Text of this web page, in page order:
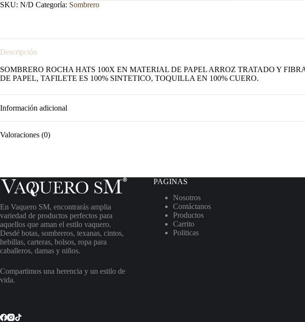
SKU: N/D Categoría: Sombrero
Descripción
SOMBRERO ROCHA HATS 100X EN MATERIAL DE PAPEL ARROZ TRATADO Y
DE PAPEL, TAFILETE ES 100% SINTETICO, TOQUILLA EN 100% CUERO.
Información adicional
Valoraciones (0)
En Vaquero SM, encontrarás amplia
variedad de productos perfectos para
aquellos que aman el estilo vaquero.
Desdé botas, sombreros, texanas, cintos,
hebillas, carteras, bolsos, ropa para
caballeros, damas y niños.
Compartimos una herencia y un estilo de
vida.
PAGINAS
Nosotros
Contáctanos
Productos
Carrito
Politicas